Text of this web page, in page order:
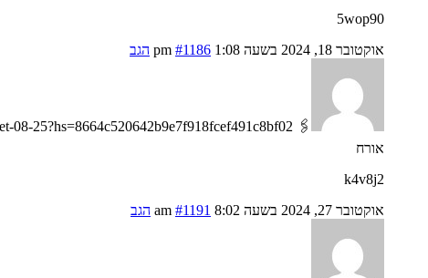
5wop90
אוקטובר 18, 2024 בשעה 1:08 pm
#1186 הגב
🖇 Message- TRANSACTION 1.82412 BTC. Next >>> https://telegra.ph/Go-to-your-personal-cabinet-08-25?hs=8664c520642b9e7f918fcef491c8bf02& 🖇
אורח
k4v8j2
אוקטובר 27, 2024 בשעה 8:02 am
#1191 הגב